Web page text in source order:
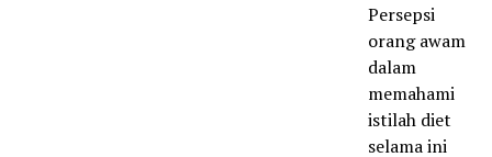
Persepsi
orang awam
dalam
memahami
istilah diet
selama ini